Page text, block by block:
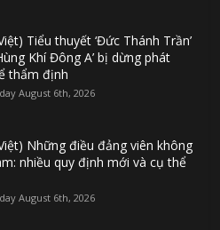
Tiểu thuyết ‘Đức Thánh Trần’
Khí Đông A’ bị dừng phát
thẩm định
August 6th, 2026
Những điều đảng viên không
nhiều quy định mới và cụ thể
August 6th, 2026